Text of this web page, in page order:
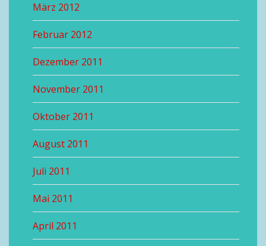
März 2012
Februar 2012
Dezember 2011
November 2011
Oktober 2011
August 2011
Juli 2011
Mai 2011
April 2011